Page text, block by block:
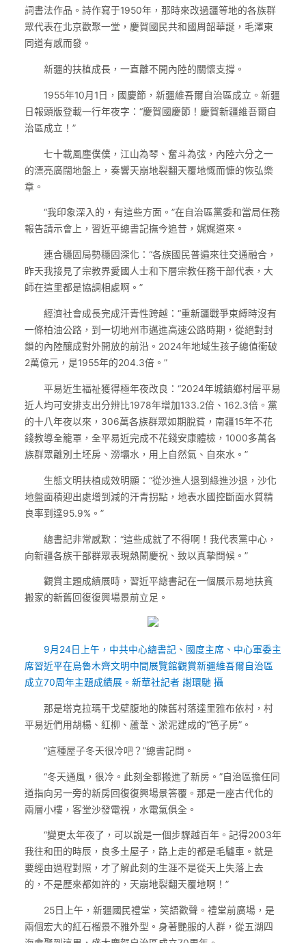
詞書法作品。詩作寫于1950年，那時來改過疆等地的各族群
眾代表在北京歡聚一堂，慶賀國民共和國周韶華誕，毛澤東
同道有感而發。
新疆的扶植成長，一直離不開內陸的關懷支撐。
1955年10月1日，國慶節，新疆維吾爾自治區成立。新疆
日報頭版登載一行年夜字：“慶賀國慶節！慶賀新疆維吾爾自
治區成立！”
七十載風塵僕僕，江山為琴、奮斗為弦，內陸六分之一
的漂亮廣闊地盤上，奏響天崩地裂翻天覆地慨而慷的恢弘樂
章。
“我印象深入的，有這些方面。”在自治區黨委和當局任務
報告請示會上，習近平總書記撫今追昔，娓娓道來。
連合穩固局勢穩固深化：“各族國民普遍來往交通融合，
昨天我接見了宗教界愛國人士和下層宗教任務干部代表，大
師在這里都是協調相處啊。”
經濟社會成長完成汗青性跨越：“重新疆戰爭束縛時沒有
一條柏油公路，到一切地州市邁進高速公路時期，從絕對封
鎖的內陸釀成對外開放的前沿。2024年地域生孩子總值衝破
2萬億元，是1955年的204.3倍。”
平易近生福祉獲得極年夜改良：“2024年城鎮鄉村居平易
近人均可安排支出分辨比1978年增加133.2倍、162.3倍。黨
的十八年夜以來，306萬各族群眾如期脫貧，南疆15年不花
錢教導全籠罩，全平易近完成不花錢安康體檢，1000多萬各
族群眾離別土坯房、澇壩水，用上自然氣、自來水。”
生態文明扶植成效明顯：“從沙進人退到綠進沙退，沙化
地盤面積迎出處增到減的汗青拐點，地表水國控斷面水質精
良率到達95.9%。”
總書記非常感歎：“這些成就了不得啊！我代表黨中心，
向新疆各族干部群眾表現熱鬧慶祝、致以真摯問候。”
觀賞主題成績展時，習近平總書記在一個展示易地扶貧
搬家的新舊回復復興場景前立足。
9月24日上午，中共中心總書記、國度主席、中心軍委主
席習近平在烏魯木齊文明中間展覽館觀賞新疆維吾爾自治區
成立70周年主題成績展。新華社記者 謝環馳 攝
那是塔克拉瑪干戈壁腹地的陳舊村落達里雅布依村，村
平易近們用胡楊、紅柳、蘆葦、淤泥建成的“笆子房”。
“這種屋子冬天很冷吧？”總書記問。
“冬天通風，很冷。此刻全都搬進了新房。”自治區擔任同
道指向另一旁的新房回復復興場景答覆。那是一座古代化的
兩層小樓，客堂沙發電視，水電氣俱全。
“變更太年夜了，可以說是一個步驟越百年。記得2003年
我往和田的時辰，良多土屋子，路上走的都是毛驢車。就是
要經由過程對照，才了解此刻的生涯不是從天上失落上去
的，不是歷來都如許的，天崩地裂翻天覆地啊！”
25日上午，新疆國民禮堂，笑語歡聲。禮堂前廣場，是
兩個宏大的紅石榴景不雅外型。身著艷服的人群，從五湖四